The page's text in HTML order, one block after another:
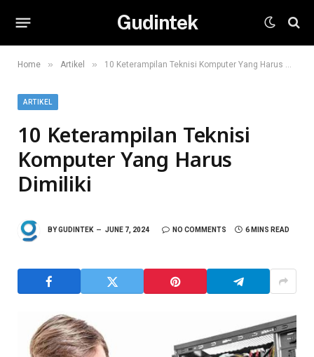
Gudintek
Home » Artikel » 10 Keterampilan Teknisi Komputer Yang Harus Dimiliki
ARTIKEL
10 Keterampilan Teknisi
Komputer Yang Harus
Dimiliki
BYGUDINTEK JUNE 7, 2024 NO COMMENTS 6 MINS READ